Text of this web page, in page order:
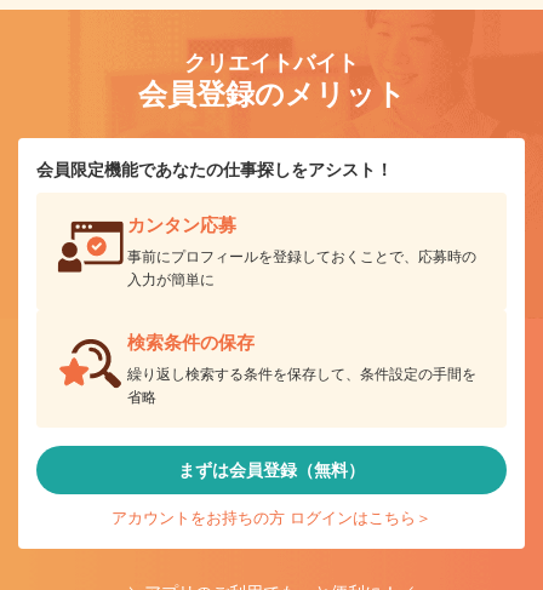
クリエイトバイト
会員登録のメリット
会員限定機能であなたの仕事探しをアシスト！
カンタン応募
事前にプロフィールを登録しておくことで、応募時の
入力が簡単に
検索条件の保存
繰り返し検索する条件を保存して、条件設定の手間を
省略
まずは会員登録（無料）
アカウントをお持ちの方 ログインはこちら＞